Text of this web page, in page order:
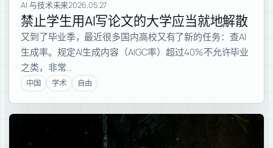
AI 与技术未来2026.05.27
禁止学生用AI写论文的大学应当就地解散
又到了毕业季，最近很多国内高校又有了新的任务：查AI
生成率。规定AI生成内容（AIGC率）超过40%不允许毕业
之类，非常…
中国 学术 自由